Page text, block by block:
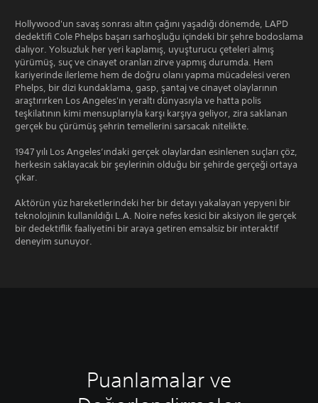
Hollywood'un savaş sonrası altın çağını yaşadığı dönemde, LAPD
dedektifi Cole Phelps başarı sarhoşluğu içindeki bir şehre bodoslama
dalıyor. Yolsuzluk her yeri kaplamış, uyuşturucu çeteleri almış
yürümüş, suç ve cinayet oranları zirve yapmış durumda. Hem
kariyerinde ilerleme hem de doğru olanı yapma mücadelesi veren
Phelps, bir dizi kundaklama, gasp, şantaj ve cinayet olaylarının
araştırırken Los Angeles'ın yeraltı dünyasıyla ve hatta polis
teşkilatının kimi mensuplarıyla karşı karşıya geliyor, zira saklanan
gerçek bu çürümüş şehrin temellerini sarsacak nitelikte.
1947 yılı Los Angeles’ındaki gerçek olaylardan esinlenen suçları çöz,
herkesin saklayacak bir şeylerinin olduğu bir şehirde gerçeği ortaya
çıkar.
Aktörün yüz hareketlerindeki her bir detayı yakalayan yepyeni bir
teknolojinin kullanıldığı L.A. Noire nefes kesici bir aksiyon ile gerçek
bir dedektiflik faaliyetini bir araya getiren emsalsiz bir interaktif
deneyim sunuyor.
Puanlamalar ve